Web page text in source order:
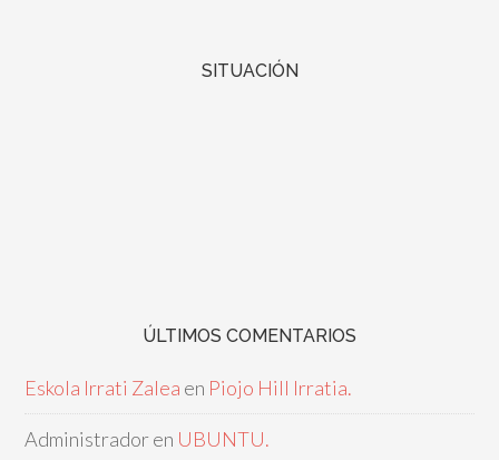
SITUACIÓN
ÚLTIMOS COMENTARIOS
Eskola Irrati Zalea en Piojo Hill Irratia.
Administradoren UBUNTU.